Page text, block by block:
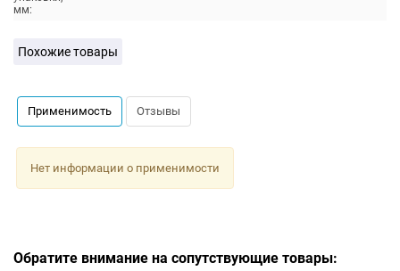
мм:
Похожие товары
Применимость Отзывы
Нет информации о применимости
Обратите внимание на сопутствующие товары: